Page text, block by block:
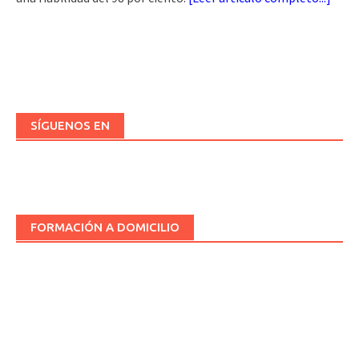
SÍGUENOS EN
FORMACIÓN A DOMICILIO